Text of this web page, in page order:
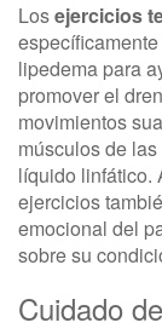
Losejercicios
lipedema para
promover el
movimientos
músculos de
líquido linfático.
ejercicios
emocional del
sobre su
Cuidado